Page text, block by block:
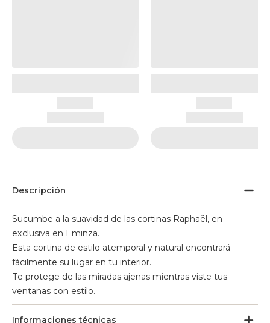
Descripción
Sucumbe a la suavidad de las cortinas Raphaël, en
exclusiva en Eminza.
Esta cortina de estilo atemporal y natural encontrará
fácilmente su lugar en tu interior.
Te protege de las miradas ajenas mientras viste tus
ventanas con estilo.
Informaciones técnicas